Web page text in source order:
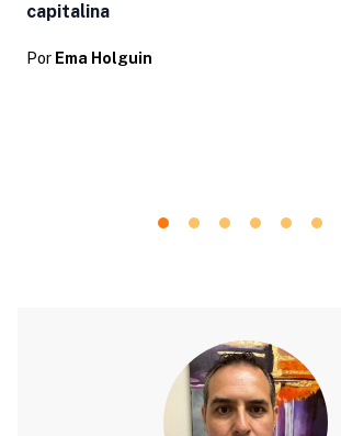
capitalina
Por Ema Holguin